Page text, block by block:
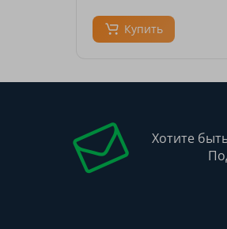
Купить
Хотите